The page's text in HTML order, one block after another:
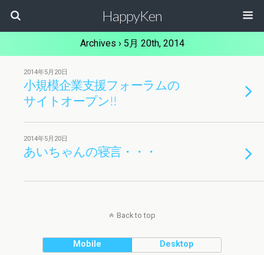
HappyKen
Archives › 5月 20th, 2014
2014年5月20日
小規模企業支援フォーラムの
サイトオープン!!
2014年5月20日
あいちゃんの寝言・・・
Back to top
Mobile Desktop